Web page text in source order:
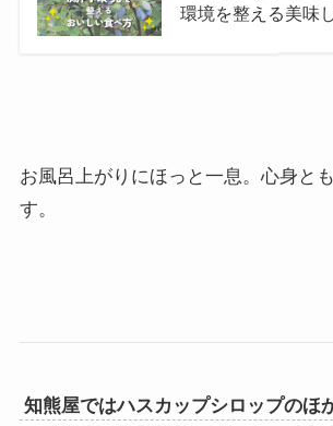
環境を整える美味
お風呂上がりにほっと一息。心身と
す。
知熊屋ではハスカップシロップのほ